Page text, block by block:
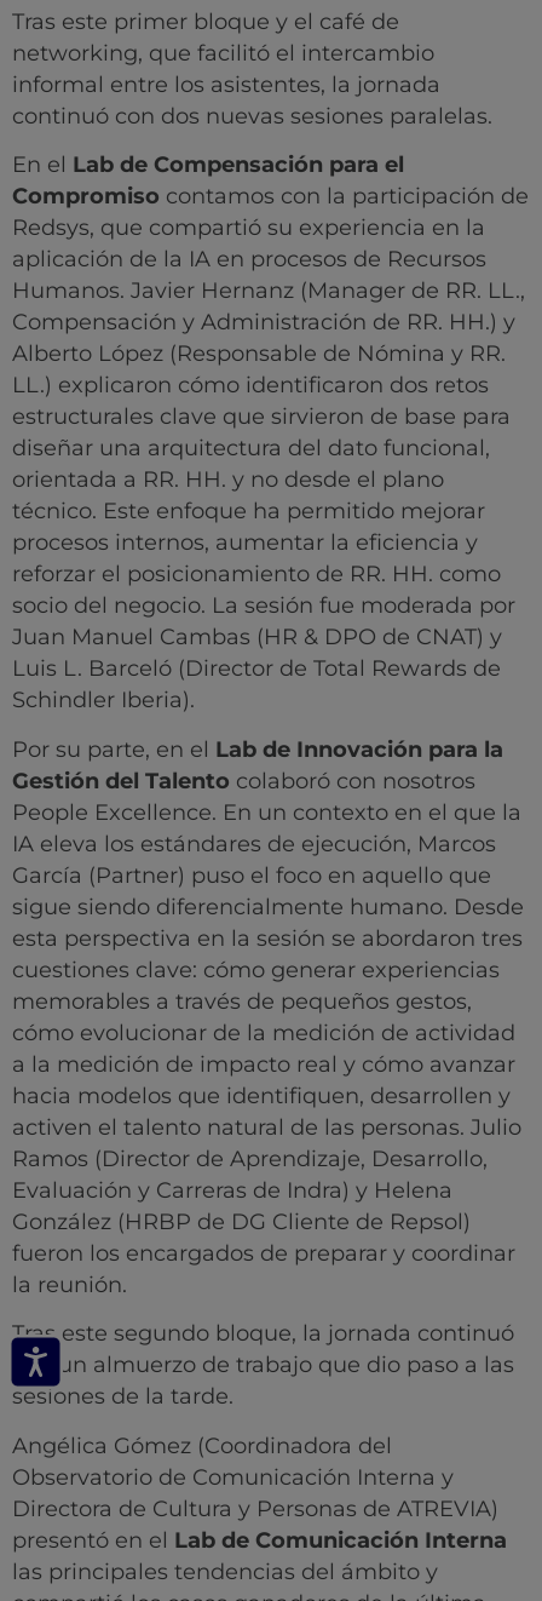
Tras este primer bloque y el café de
networking, que facilitó el intercambio
informal entre los asistentes, la jornada
continuó con dos nuevas sesiones paralelas.
En el Lab de Compensación para el
Compromiso contamos con la participación de
Redsys, que compartió su experiencia en la
aplicación de la IA en procesos de Recursos
Humanos. Javier Hernanz (Manager de RR. LL.,
Compensación y Administración de RR. HH.) y
Alberto López (Responsable de Nómina y RR.
LL.) explicaron cómo identificaron dos retos
estructurales clave que sirvieron de base para
diseñar una arquitectura del dato funcional,
orientada a RR. HH. y no desde el plano
técnico. Este enfoque ha permitido mejorar
procesos internos, aumentar la eficiencia y
reforzar el posicionamiento de RR. HH. como
socio del negocio. La sesión fue moderada por
Juan Manuel Cambas (HR & DPO de CNAT) y
Luis L. Barceló (Director de Total Rewards de
Schindler Iberia).
Por su parte, en el Lab de Innovación para la
Gestión del Talento colaboró con nosotros
People Excellence. En un contexto en el que la
IA eleva los estándares de ejecución, Marcos
García (Partner) puso el foco en aquello que
sigue siendo diferencialmente humano. Desde
esta perspectiva en la sesión se abordaron tres
cuestiones clave: cómo generar experiencias
memorables a través de pequeños gestos,
cómo evolucionar de la medición de actividad
a la medición de impacto real y cómo avanzar
hacia modelos que identifiquen, desarrollen y
activen el talento natural de las personas. Julio
Ramos (Director de Aprendizaje, Desarrollo,
Evaluación y Carreras de Indra) y Helena
González (HRBP de DG Cliente de Repsol)
fueron los encargados de preparar y coordinar
la reunión.
Tras este segundo bloque, la jornada continuó
con un almuerzo de trabajo que dio paso a las
sesiones de la tarde.
Angélica Gómez (Coordinadora del
Observatorio de Comunicación Interna y
Directora de Cultura y Personas de ATREVIA)
presentó en el Lab de Comunicación Interna
las principales tendencias del ámbito y